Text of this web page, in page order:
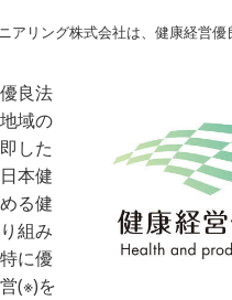
アリング株式会社は、健康経営優
良法
域の
した
本健
る健
組み
に優
(※)を